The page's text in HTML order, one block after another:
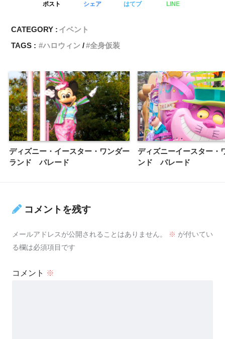
ポスト シェア はてブ LINE
CATEGORY : イベント
TAGS :
ハロウィン 全身仮装
ディズニー・イースター・ワンダー
ランド パレード
ディズニーイースター・
ンド パレード
コメントを残す
メールアドレスが公開されることはありません。 ※ が付いてい
る欄は必須項目です
コメント ※